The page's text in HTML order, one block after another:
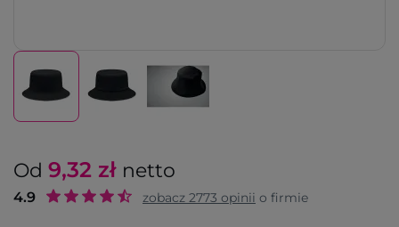
Od 9,32 zł netto
4.9 zobacz 2773 opinii o firmie